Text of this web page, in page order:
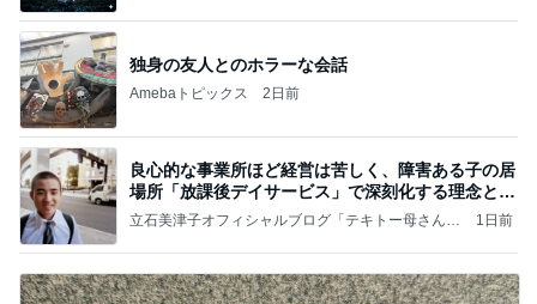
独身の友人とのホラーな会話
Amebaトピックス 2日前
良心的な事業所ほど経営は苦しく、障害ある子の居
場所「放課後デイサービス」で深刻化する理念と現
実の
立石美津子オフィシャルブログ「テキトー母さんの
1日前